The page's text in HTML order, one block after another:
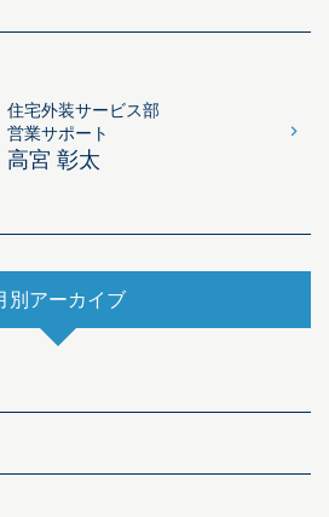
住宅外装サービス部
営業サポート
高宮 彰太
別アーカイブ